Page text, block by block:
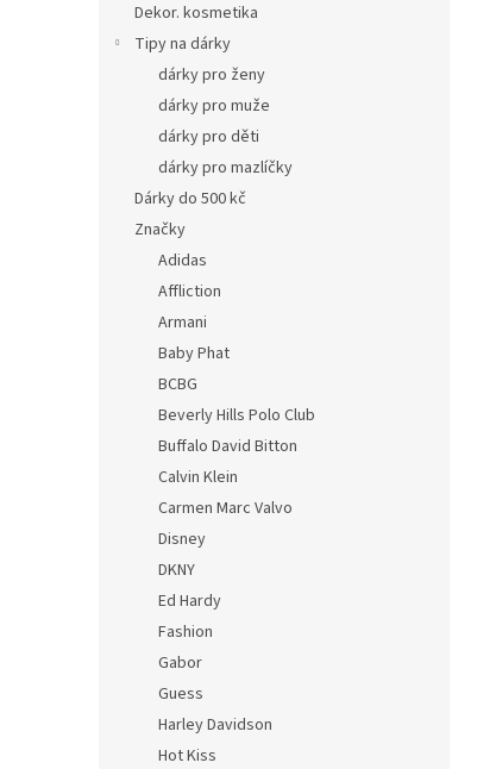
Dekor. kosmetika
Tipy na dárky
dárky pro ženy
dárky pro muže
dárky pro děti
dárky pro mazlíčky
Dárky do 500 kč
Značky
Adidas
Affliction
Armani
Baby Phat
BCBG
Beverly Hills Polo Club
Buffalo David Bitton
Calvin Klein
Carmen Marc Valvo
Disney
DKNY
Ed Hardy
Fashion
Gabor
Guess
Harley Davidson
Hot Kiss